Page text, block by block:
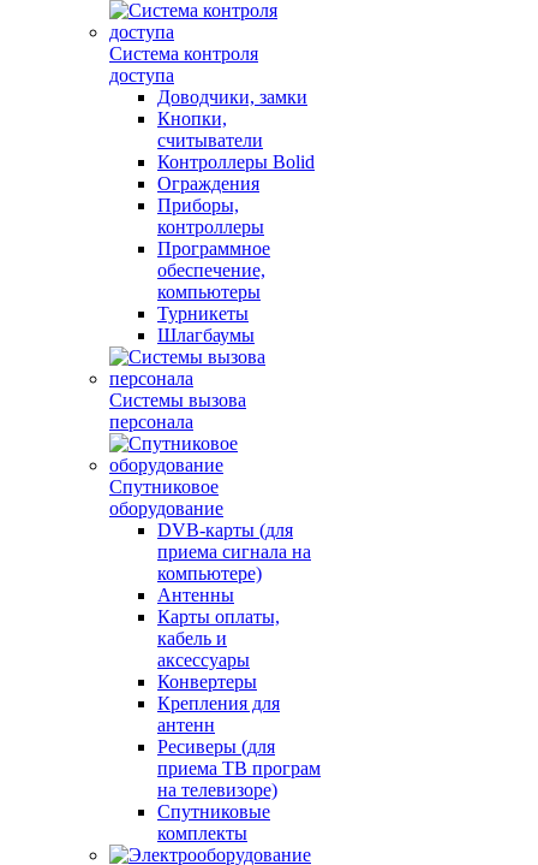
Система контроля
доступа
Доводчики, замки
Кнопки,
считыватели
Контроллеры Bolid
Ограждения
Приборы,
контроллеры
Программное
обеспечение,
компьютеры
Турникеты
Шлагбаумы
Системы вызова
персонала
Спутниковое
оборудование
DVB-карты (для
приема сигнала на
компьютере)
Антенны
Карты оплаты,
кабель и
аксессуары
Конвертеры
Крепления для
антенн
Ресиверы (для
приема ТВ програм
на телевизоре)
Спутниковые
комплекты